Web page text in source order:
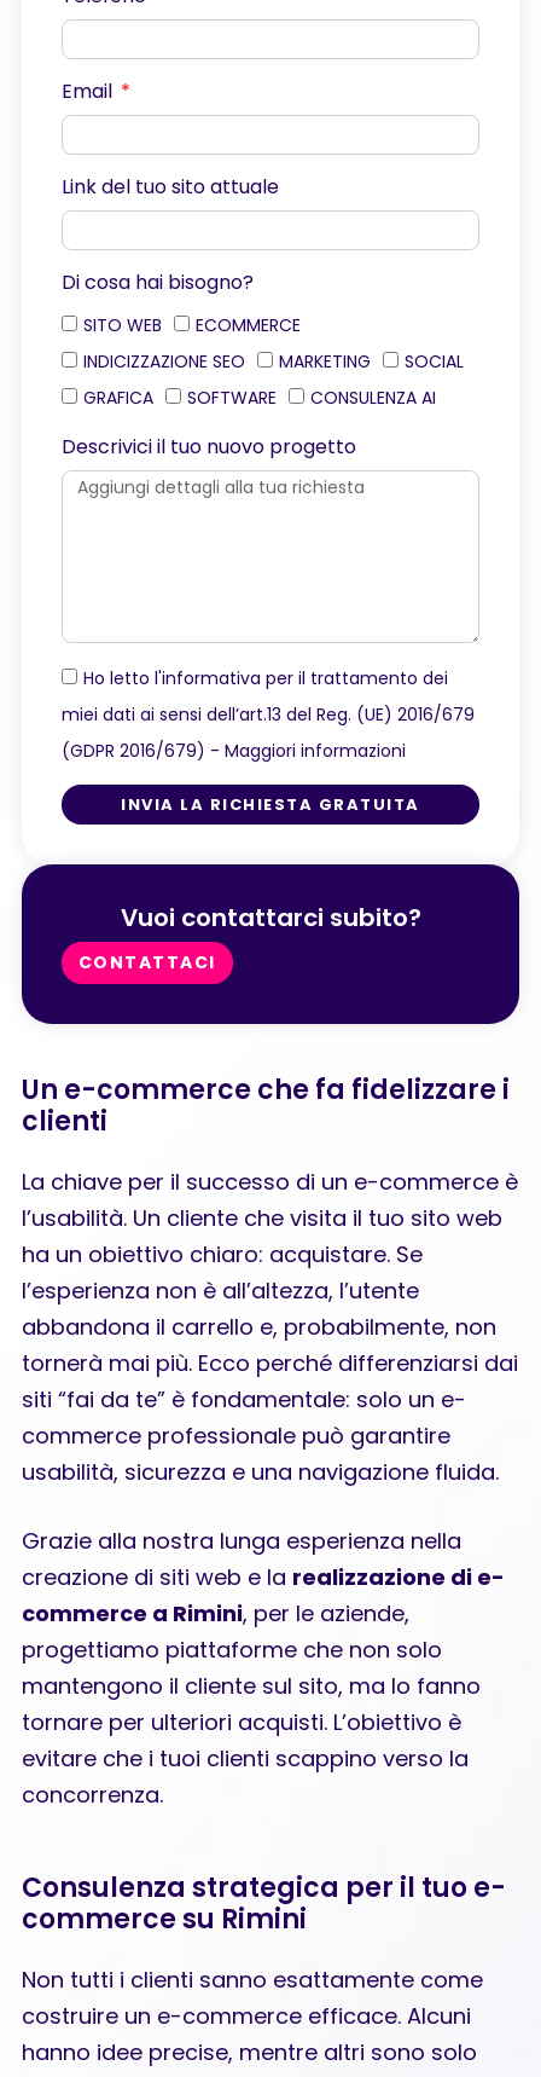
Email
Link del tuo sito attuale
Di cosa hai bisogno?
SITO WEB
ECOMMERCE
INDICIZZAZIONE SEO
MARKETING
SOCIAL
GRAFICA
SOFTWARE CONSULENZA AI
Descrivici il tuo nuovo progetto
Ho letto l'informativa per il trattamento dei
miei dati ai sensi dell’art.13 del Reg. (UE) 2016/679
(GDPR 2016/679) - Maggiori informazioni
INVIA LA RICHIESTA GRATUITA
Vuoi contattarci subito?
CONTATTACI
Un e-commerce che fa fidelizzare i
clienti
La chiave per il successo di un e-commerce è
l’usabilità. Un cliente che visita il tuo sito web
ha un obiettivo chiaro: acquistare. Se
l’esperienza non è all’altezza, l’utente
abbandona il carrello e, probabilmente, non
tornerà mai più. Ecco perché differenziarsi dai
siti “fai da te” è fondamentale: solo un e-
commerce professionale può garantire
usabilità, sicurezza e una navigazione fluida.
Grazie alla nostra lunga esperienza nella
creazione di siti web e la realizzazione di e-
commerce a Rimini, per le aziende,
progettiamo piattaforme che non solo
mantengono il cliente sul sito, ma lo fanno
tornare per ulteriori acquisti. L’obiettivo è
evitare che i tuoi clienti scappino verso la
concorrenza.
Consulenza strategica per il tuo e-
commerce su Rimini
Non tutti i clienti sanno esattamente come
costruire un e-commerce efficace. Alcuni
hanno idee precise, mentre altri sono solo